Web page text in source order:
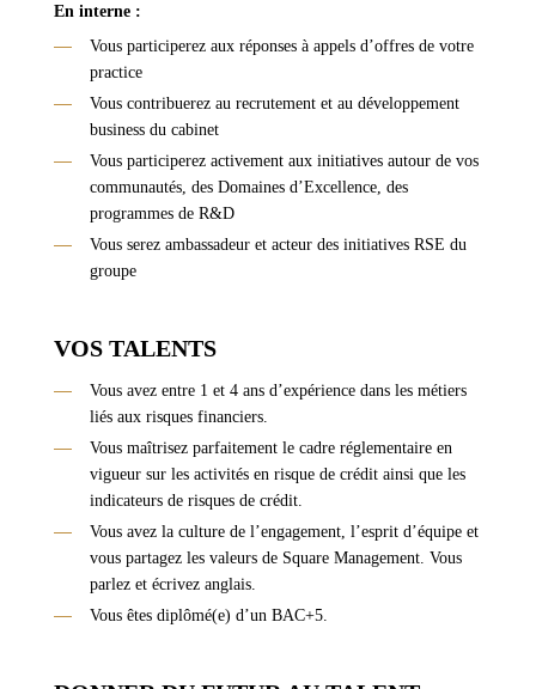
En interne :
Vous participerez aux réponses à appels d’offres de votre
practice
Vous contribuerez au recrutement et au développement
business du cabinet
Vous participerez activement aux initiatives autour de vos
communautés, des Domaines d’Excellence, des
programmes de R&D
Vous serez ambassadeur et acteur des initiatives RSE du
groupe
VOS TALENTS
Vous avez entre 1 et 4 ans d’expérience dans les métiers
liés aux risques financiers.
Vous maîtrisez parfaitement le cadre réglementaire en
vigueur sur les activités en risque de crédit ainsi que les
indicateurs de risques de crédit.
Vous avez la culture de l’engagement, l’esprit d’équipe et
vous partagez les valeurs de Square Management. Vous
parlez et écrivez anglais.
Vous êtes diplômé(e) d’un BAC+5.